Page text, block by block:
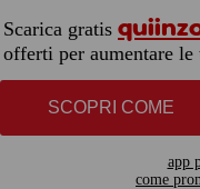
Scarica gratis
offerti per aumentare
SCOPRI COME
app
come